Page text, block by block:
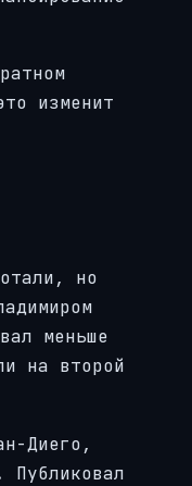
изменит
но
меньше
на второй
Диего,